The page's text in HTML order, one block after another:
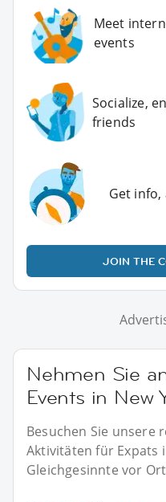
Meet
events
Socialize,
friends
Get
JOIN THE
Nehmen Sie
Events in New
Besuchen Sie unsere
Aktivitäten für Expats
Gleichgesinnte vor